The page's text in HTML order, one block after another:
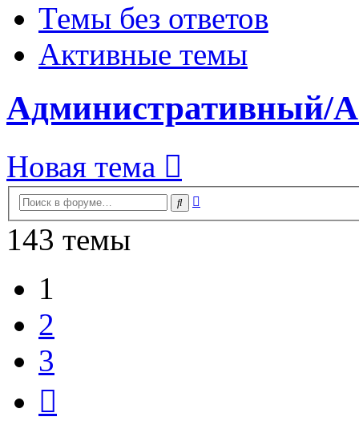
Темы без ответов
Активные темы
Административный/
Новая тема
Поиск
143 темы
1
2
3